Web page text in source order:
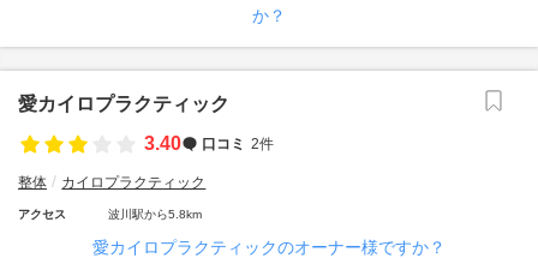
か？
愛カイロプラクティック
3.40
口コミ 2件
整体 カイロプラクティック
アクセス 波川駅から5.8km
愛カイロプラクティックのオーナー様ですか？